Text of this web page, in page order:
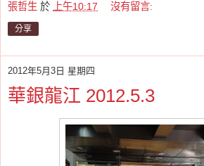
張哲生 於 上午10:17 沒有留言:
分享
2012年5月3日 星期四
華銀龍江 2012.5.3